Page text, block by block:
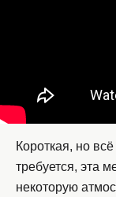
Короткая, но
требуется, эта
некоторую